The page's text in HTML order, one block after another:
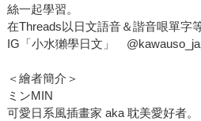
絲一起學習。
在Threads以日文語音＆諧音哏單字
IG「小水獺學日文」
＜繪者簡介＞
ミンMIN
可愛日系風插畫家 aka 耽美愛好者。